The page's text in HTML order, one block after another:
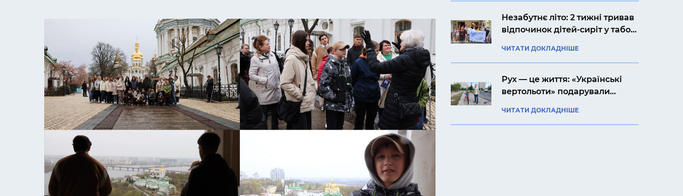
Незабутнє літо: 2 тижні тривав
відпочинок дітей-сиріт у таборі
ЧИТАТИ ДОКЛАДНІШЕ
Рух — це життя: «Українські
вертольоти» подарували
велосипед
ЧИТАТИ ДОКЛАДНІШЕ